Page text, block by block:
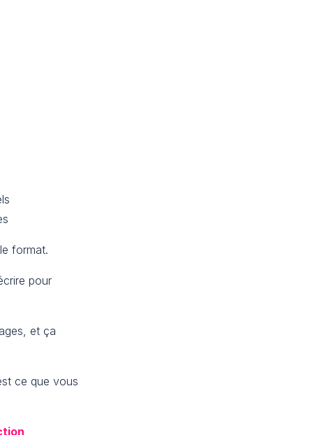
format.
pour
et ça
ce que vous